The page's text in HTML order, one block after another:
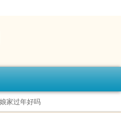
家过年好吗